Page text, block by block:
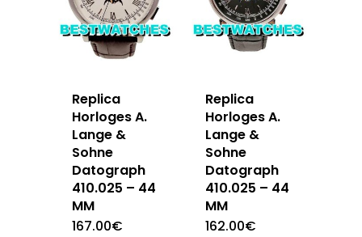
Replica
Horloges A.
Lange &
Sohne
Datograph
410.025 – 44
MM
167.00€
Replica
Horloges A.
Lange &
Sohne
Datograph
410.025 – 44
MM
162.00€